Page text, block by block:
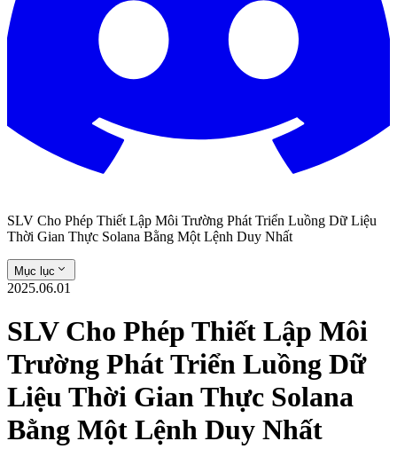
SLV Cho Phép Thiết Lập Môi Trường Phát Triển Luồng Dữ Liệu
Thời Gian Thực Solana Bằng Một Lệnh Duy Nhất
Mục lục
2025.06.01
SLV Cho Phép Thiết Lập Môi
Trường Phát Triển Luồng Dữ
Liệu Thời Gian Thực Solana
Bằng Một Lệnh Duy Nhất